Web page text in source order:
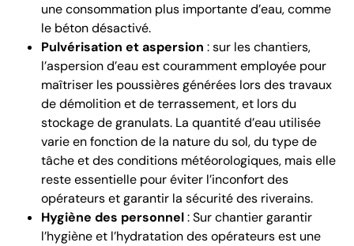
une consommation plus importante d’eau, comme
le béton désactivé.
Pulvérisation et aspersion : sur les chantiers,
l’aspersion d’eau est couramment employée pour
maîtriser les poussières générées lors des travaux
de démolition et de terrassement, et lors du
stockage de granulats. La quantité d’eau utilisée
varie en fonction de la nature du sol, du type de
tâche et des conditions météorologiques, mais elle
reste essentielle pour éviter l’inconfort des
opérateurs et garantir la sécurité des riverains.
Hygiène des personnel: Sur chantier garantir
l’hygiène et l’hydratation des opérateurs est une